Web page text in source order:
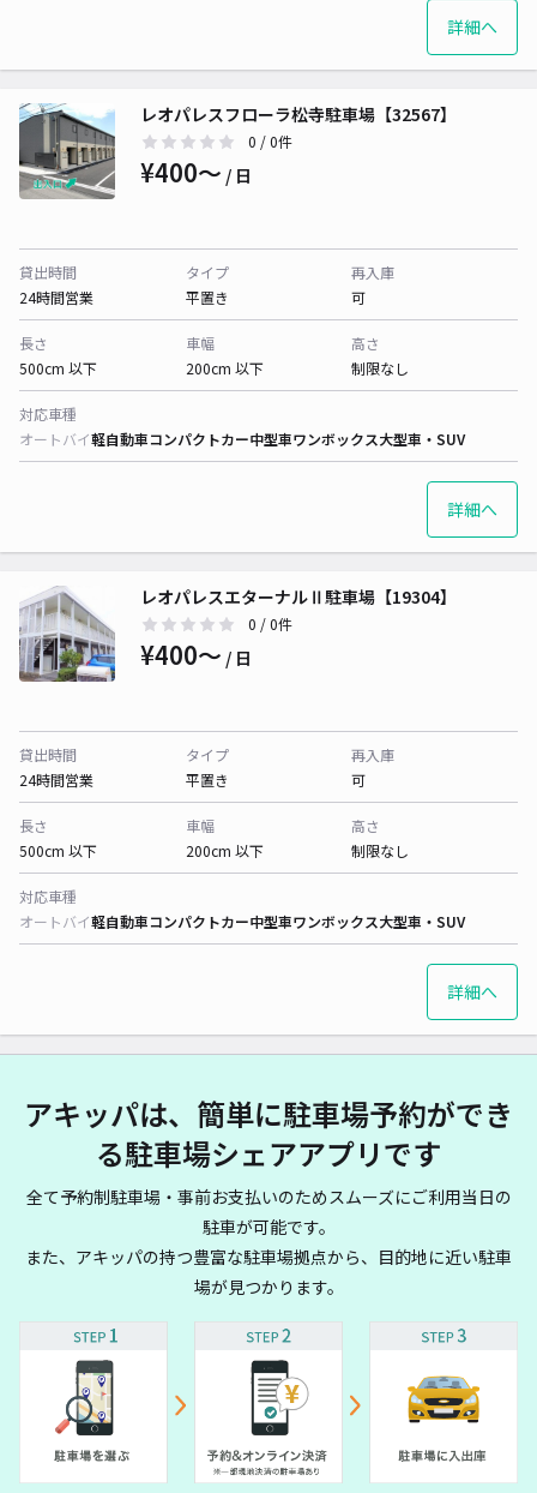
詳細へ
レオパレスフローラ松寺駐車場【32567】
0 / 0件
¥400〜 / 日
貸出時間
24時間営業
タイプ
平置き
再入庫
可
長さ
500cm 以下
車幅
200cm 以下
高さ
制限なし
対応車種
オートバイ軽自動車コンパクトカー中型車ワンボックス大型車・SUV
詳細へ
レオパレスエターナルⅡ駐車場【19304】
0 / 0件
¥400〜 / 日
貸出時間
24時間営業
タイプ
平置き
再入庫
可
長さ
500cm 以下
車幅
200cm 以下
高さ
制限なし
対応車種
オートバイ軽自動車コンパクトカー中型車ワンボックス大型車・SUV
詳細へ
アキッパは、簡単に駐車場予約ができ
る駐車場シェアアプリです
全て予約制駐車場・事前お支払いのためスムーズにご利用当日の
駐車が可能です。
また、アキッパの持つ豊富な駐車場拠点から、目的地に近い駐車
場が見つかります。